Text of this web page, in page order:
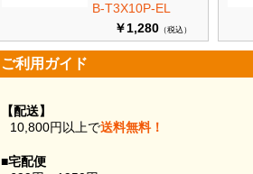
B-T3X10P-EL
￥1,280 （税込）
ご利用ガイド
【配送】
10,800円以上で送料無料！
■宅配便